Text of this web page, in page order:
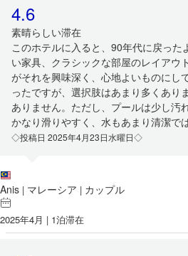
4.6
素晴らしい滞在
このホテルに入ると、90年代に戻った
い家具、クラシックな部屋のレイアウ
がそれを興味深く、心地よいものにし
ったですが、選択肢はあまり多くあり
ありません。ただし、プールは少し汚
かなり滑りやすく、水もあまり清潔で
◇投稿日 2025年4月23日水曜日◇
Anis | マレーシア | カップル
2025年4月 | 1泊滞在